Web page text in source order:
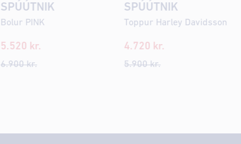
SPÚÚTNIK
Bolur PINK
5.520 kr.
6.900kr.
SPÚÚTNIK
Toppur Harley Davidsson
4.720 kr.
5.900kr.